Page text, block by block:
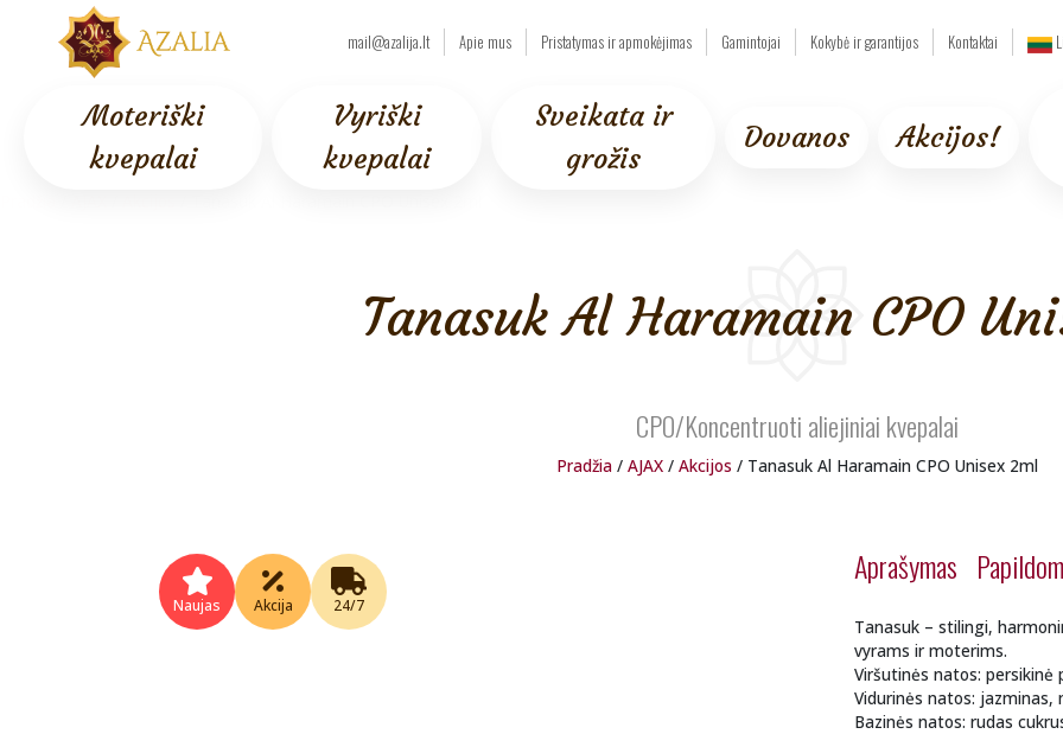
mail@azalija.lt Apie mus Pristatymas ir apmokėjimas Gamintojai Kokybė ir garantijos Kontaktai
Moteriški
kvepalai
Vyriški
kvepalai
Sveikata ir
grožis
Dovanos Akcijos!
Tanasuk Al Haramain CPO
CPO/Koncentruoti aliejiniai kvepalai
Pradžia / AJAX / Akcijos / Tanasuk Al Haramain CPO Unisex 2ml
Naujas Akcija 24/7
Aprašymas
Tanasuk – stilingi,
vyrams ir moterims.
Viršutinės natos: persikinė
Vidurinės natos:
Bazinės natos: rudas